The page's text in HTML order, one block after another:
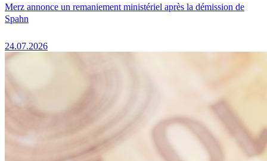
Merz annonce un remaniement ministériel après la démission de
Spahn
24.07.2026